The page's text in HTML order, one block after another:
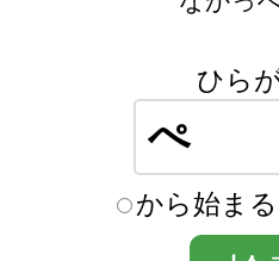
ひら
から始まる